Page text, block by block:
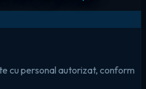
cu personal autorizat, conform